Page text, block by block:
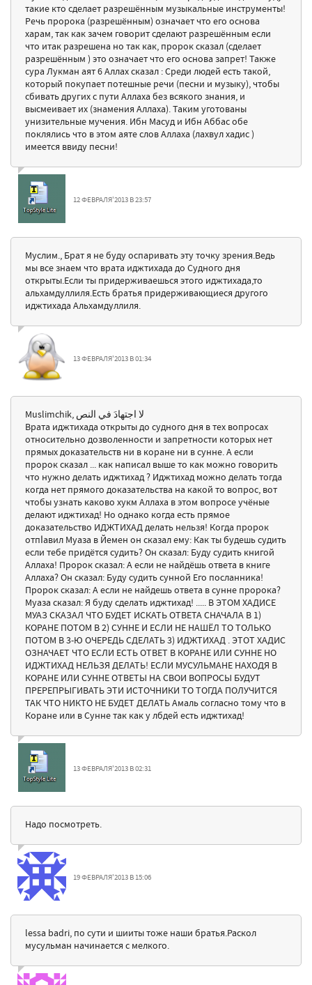
такие кто сделает разрешённым музыкальные инструменты!
Речь пророка (разрешённым) означает что его основа
харам, так как зачем говорит сделают разрешённым если
что итак разрешена но так как, пророк сказал (сделает
разрешённым ) это означает что его основа запрет! Также
сура Лукман аят 6 Аллах сказал : Среди людей есть такой,
который покупает потешные речи (песни и музыку), чтобы
сбивать других с пути Аллаха без всякого знания, и
высмеивает их (знамения Аллаха). Таким уготованы
унизительные мучения. Ибн Масуд и Ибн Аббас обе
поклялись что в этом аяте слов Аллаха (лахвул хадис )
имеется ввиду песни!
12 ФЕВРАЛЯ'2013 В 23:57
Муслим., Брат я не буду оспаривать эту точку зрения.Ведь
мы все знаем что врата иджтихада до Судного дня
открыты.Если ты придерживаешься этого иджтихада,то
альхамдуллиля.Есть братья придерживающиеся другого
иджтихада Альхамдуллиля.
13 ФЕВРАЛЯ'2013 В 01:34
Muslimchik, لا اجتهادَ في النص
Врата иджтихада открыты до судного дня в тех вопросах
относительно дозволенности и запретности которых нет
прямых доказательств ни в коране ни в сунне. А если
пророк сказал ... как написал выше то как можно говорить
что нужно делать иджтихад ? Иджтихад можно делать тогда
когда нет прямого доказательства на какой то вопрос, вот
чтобы узнать каково хукм Аллаха в этом вопросе учёные
делают иджтихад! Но однако когда есть прямое
доказательство ИДЖТИХАД делать нельзя! Когда пророк
отпاавил Муаза в Йемен он сказал ему: Как ты будешь судить
если тебе придётся судить? Он сказал: Буду судить книгой
Аллаха! Пророк сказал: А если не найдёшь ответа в книге
Аллаха? Он сказал: Буду судить сунной Его посланника!
Пророк сказал: А если не найдешь ответа в сунне пророка?
Муаза сказал: Я буду сделать иджтихад! ..... В ЭТОМ ХАДИСЕ
МУАЗ СКАЗАЛ ЧТО БУДЕТ ИСКАТЬ ОТВЕТА СНАЧАЛА В 1)
КОРАНЕ ПОТОМ В 2) СУННЕ И ЕСЛИ НЕ НАШЁЛ ТО ТОЛЬКО
ПОТОМ В 3-Ю ОЧЕРЕДЬ СДЕЛАТЬ 3) ИДЖТИХАД . ЭТОТ ХАДИС
ОЗНАЧАЕТ ЧТО ЕСЛИ ЕСТЬ ОТВЕТ В КОРАНЕ ИЛИ СУННЕ НО
ИДЖТИХАД НЕЛЬЗЯ ДЕЛАТЬ! ЕСЛИ МУСУЛЬМАНЕ НАХОДЯ В
КОРАНЕ ИЛИ СУННЕ ОТВЕТЫ НА СВОИ ВОПРОСЫ БУДУТ
ПРЕРЕПРЫГИВАТЬ ЭТИ ИСТОЧНИКИ ТО ТОГДА ПОЛУЧИТСЯ
ТАК ЧТО НИКТО НЕ БУДЕТ ДЕЛАТЬ Амаль согласно тому что в
Коране или в Сунне так как у лбдей есть иджтихад!
13 ФЕВРАЛЯ'2013 В 02:31
Надо посмотреть.
19 ФЕВРАЛЯ'2013 В 15:06
lessa badri, по сути и шииты тоже наши братья.Раскол
мусульман начинается с мелкого.